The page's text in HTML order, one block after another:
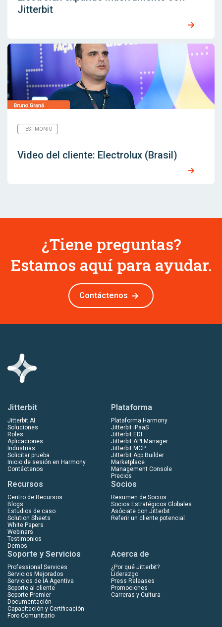
Jitterbit
TESTIMONIO
Video del cliente: Electrolux (Brasil)
¿Tiene preguntas?
Estamos aquí para ayudar.
Contáctenos
Jitterbit
Jitterbit AI
Soluciones
Roles
Aplicaciones
Industrias
Solicitar prueba
Inicio de sesión en Harmony
Contáctenos
Plataforma
Plataforma Harmony
Jitterbit iPaaS
Jitterbit EDI
Jitterbit API Manager
Jitterbit MCP
Jitterbit App Builder
Marketplace
Management Console
Precios
Recursos
Centro de Recursos
Blogs
Estudios de caso
Solution Sheets
White Papers
Webinars
Testimonios
Demos
Socios
Resumen de Socios
Socios Estratégicos Globales
Asóciate con Jitterbit
Referir un cliente potencial
Soporte y Servicios
Professional Services
Servicios Mejorados
Servicios de IA Agentiva
Soporte al cliente
Soporte Premier
Documentación
Capacitación y Certificación
Foro Comunitario
Acerca de
¿Por qué Jitterbit?
Liderazgo
Press Releases
Promociones
Carreras y Cultura